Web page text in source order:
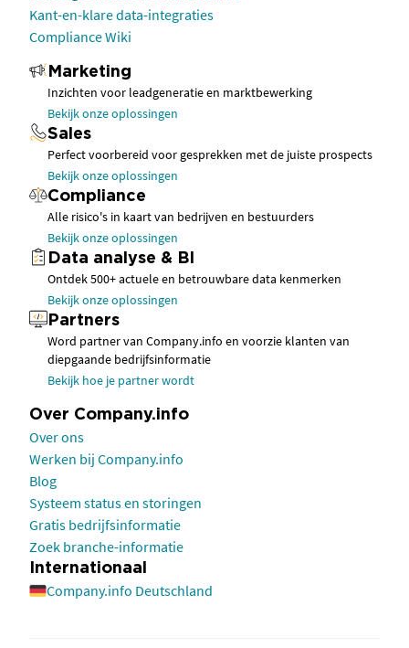
Kant-en-klare data-integraties
Compliance Wiki
Marketing
Inzichten voor leadgeneratie en marktbewerking
Bekijk onze oplossingen
Sales
Perfect voorbereid voor gesprekken met de juiste prospects
Bekijk onze oplossingen
Compliance
Alle risico's in kaart van bedrijven en bestuurders
Bekijk onze oplossingen
Data analyse & BI
Ontdek 500+ actuele en betrouwbare data kenmerken
Bekijk onze oplossingen
Partners
Word partner van Company.info en voorzie klanten van
diepgaande bedrijfsinformatie
Bekijk hoe je partner wordt
Over Company.info
Over ons
Werken bij Company.info
Blog
Systeem status en storingen
Gratis bedrijfsinformatie
Zoek branche-informatie
Internationaal
Company.info Deutschland